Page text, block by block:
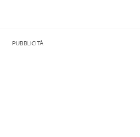
PUBBLICITÀ